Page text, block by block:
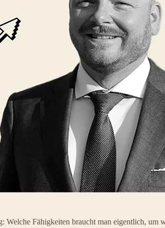
Fähigkeiten braucht man eigentlich, um